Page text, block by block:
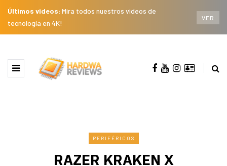
Últimos videos: Mira todos nuestros videos de
tecnología en 4K!
VER
PERIFÉRICOS
RAZER KRAKEN X